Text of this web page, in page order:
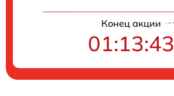
Конец акции
01:13:42